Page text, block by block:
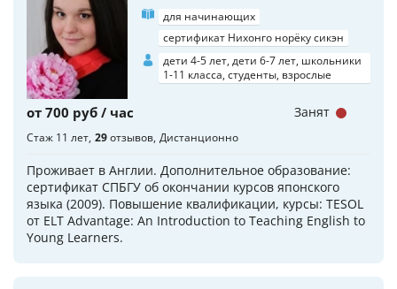
для начинающих
сертификат Нихонго норёку сикэн
дети 4-5 лет, дети 6-7 лет, школьники
1-11 класса, студенты, взрослые
от 700 руб / час
Стаж 11 лет 29отзывов Дистанционно
Проживает в Англии. Дополнительное образование:
сертификат СПБГУ об окончании курсов японского
языка (2009). Повышение квалификации, курсы: TESOL
от ELT Advantage: An Introduction to Teaching English to
Young Learners.
Занят